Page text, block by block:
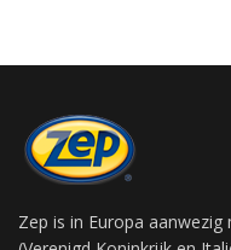
Zep is in Europa